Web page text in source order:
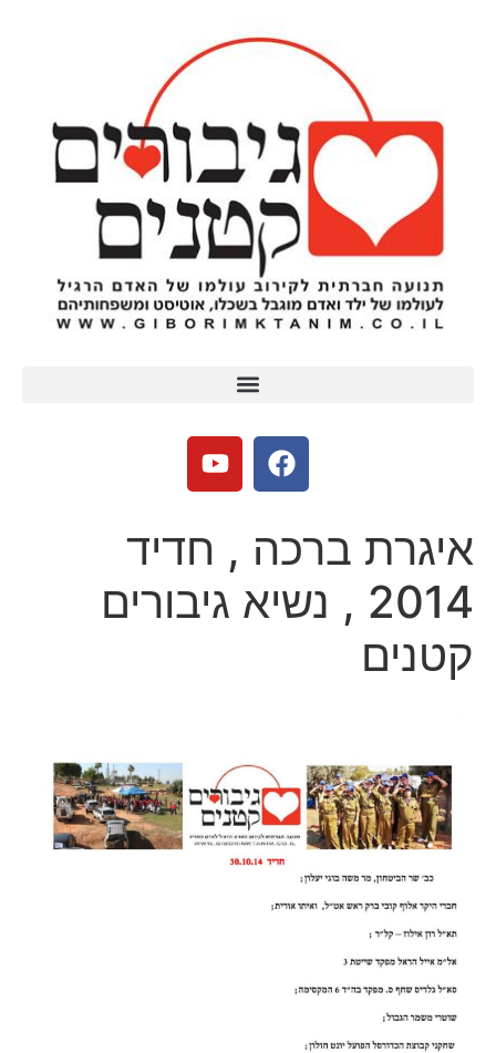
איגרת ברכה , חדיד
2014 , נשיא גיבורים
קטנים